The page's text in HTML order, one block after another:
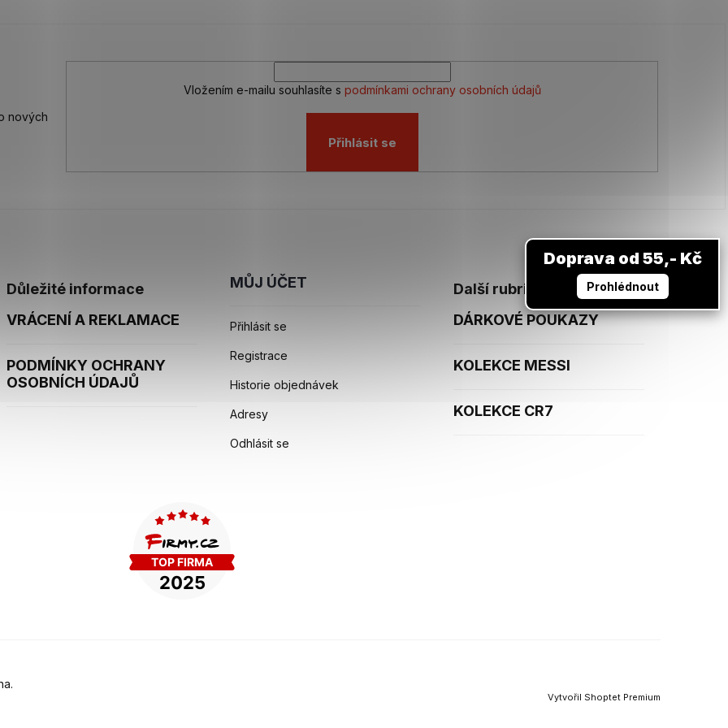
nových
Vložením e-mailu souhlasíte s podmínkami ochrany osobních údajů
Přihlásit se
Důležité informace
VRÁCENÍ A REKLAMACE
PODMÍNKY OCHRANY
OSOBNÍCH ÚDAJŮ
MŮJ ÚČET
Přihlásit se
Registrace
Historie objednávek
Adresy
Odhlásit se
Další rubriky
DÁRKOVÉ POUKAZY
KOLEKCE MESSI
KOLEKCE CR7
Vytvořil Shoptet Premium
Doprava od 55,- Kč
Prohlédnout